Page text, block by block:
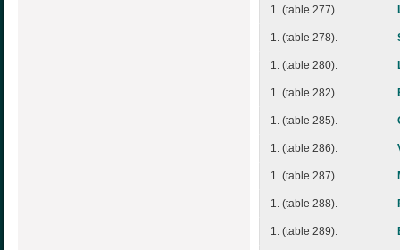
1. (table 277).
1. (table 278).
1. (table 280).
1. (table 282).
1. (table 285).
1. (table 286).
1. (table 287).
1. (table 288).
1. (table 289).